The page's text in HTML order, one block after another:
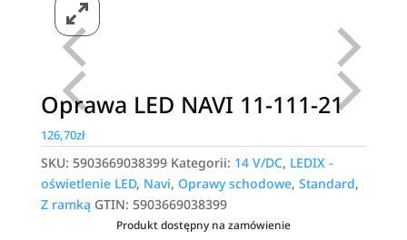
Oprawa LED NAVI 11-111-21
126,70zł
SKU: 5903669038399 Kategorii: 14 V/DC, LEDIX -
oświetlenie LED, Navi, Oprawy schodowe, Standard,
Z ramką GTIN: 5903669038399
Produkt dostępny na zamówienie